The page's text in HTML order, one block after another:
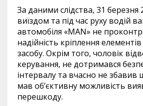
За даними слідства, 31 березня
виїздом та під час руху водій
автомобіля «MAN» не
надійність кріплення
засобу. Окрім того, чоловік
керування, не дотримався
інтервалу та вчасно не збавив
мав об’єктивну можливість
перешкоду.